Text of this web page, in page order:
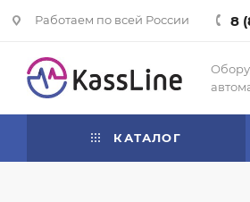
Работаем по всей России 8
КАТАЛОГ